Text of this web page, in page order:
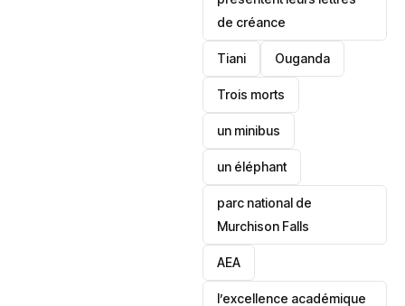
de créance
Tiani ‎Ouganda
Trois morts
un minibus
un éléphant
parc national de
Murchison Falls
AEA
l’excellence académique